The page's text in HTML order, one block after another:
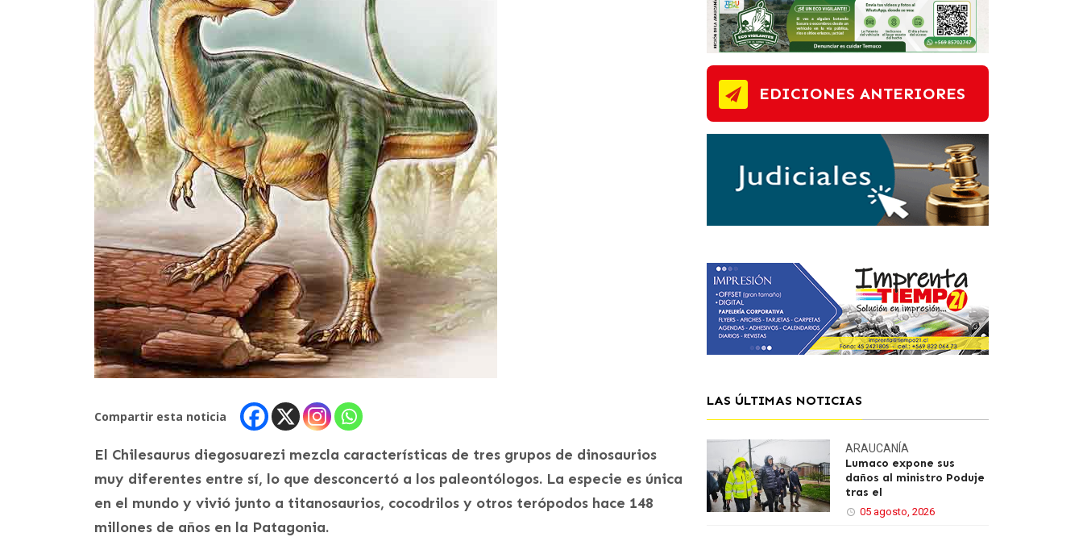
Compartir esta noticia
El Chilesaurus diegosuarezi mezcla características de tres grupos de dinosaurios
muy diferentes entre sí, lo que desconcertó a los paleontólogos. La especie es única
en el mundo y vivió junto a titanosaurios, cocodrilos y otros terópodos hace 148
millones de años en la Patagonia.
EDICIONES ANTERIORES
LAS ÚLTIMAS NOTICIAS
ARAUCANÍA
Lumaco expone sus
daños al ministro Poduje
tras el
05 agosto, 2026